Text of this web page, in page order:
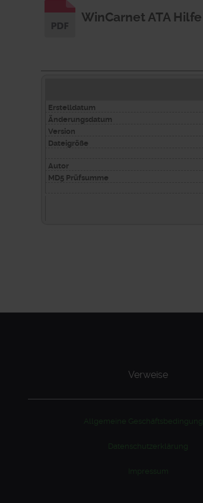
WinCarnet ATA Hilfe
Erstelldatum
Änderungsdatum
Version
Dateigröße
Autor
MD5 Prüfsumme
Verweise
Allgemeine
Datenschutzerklärung
Impressum